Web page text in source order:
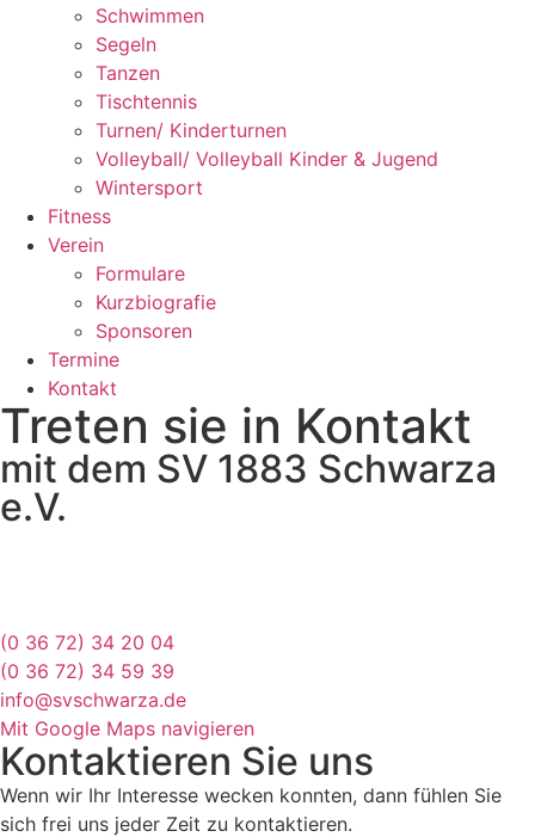
Schwimmen
Segeln
Tanzen
Tischtennis
Turnen/ Kinderturnen
Volleyball/ Volleyball Kinder & Jugend
Wintersport
Fitness
Verein
Formulare
Kurzbiografie
Sponsoren
Termine
Kontakt
Treten sie in Kontakt
mit dem SV 1883 Schwarza
e.V.
(0 36 72) 34 20 04
(0 36 72) 34 59 39
info@svschwarza.de
Mit Google Maps navigieren
Kontaktieren Sie uns
Wenn wir Ihr Interesse wecken konnten, dann fühlen Sie
sich frei uns jeder Zeit zu kontaktieren.